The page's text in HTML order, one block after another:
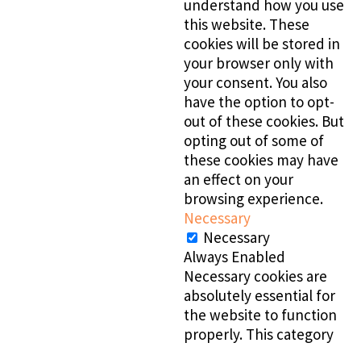
understand how you use
this website. These
cookies will be stored in
your browser only with
your consent. You also
have the option to opt-
out of these cookies. But
opting out of some of
these cookies may have
an effect on your
browsing experience.
Necessary
Necessary
Always Enabled
Necessary cookies are
absolutely essential for
the website to function
properly. This category